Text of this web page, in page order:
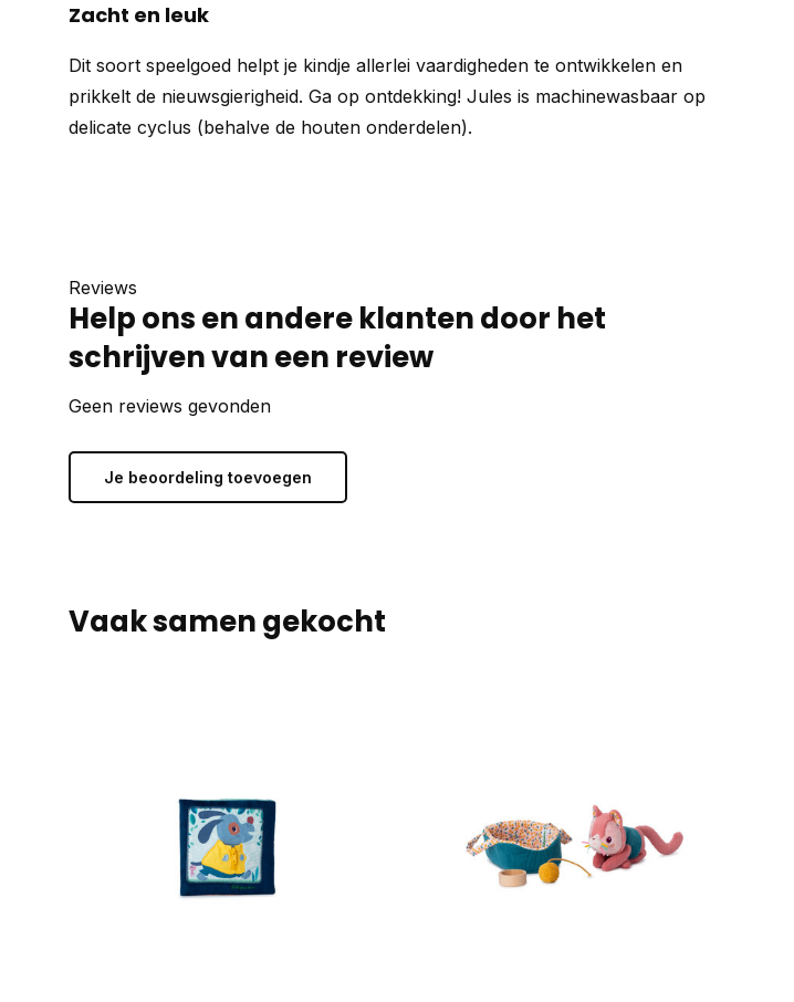
Zacht en leuk
Dit soort speelgoed helpt je kindje allerlei vaardigheden te ontwikkelen en
prikkelt de nieuwsgierigheid. Ga op ontdekking! Jules is machinewasbaar op
delicate cyclus (behalve de houten onderdelen).
Reviews
Help ons en andere klanten door het
schrijven van een review
Geen reviews gevonden
Je beoordeling toevoegen
Vaak samen gekocht